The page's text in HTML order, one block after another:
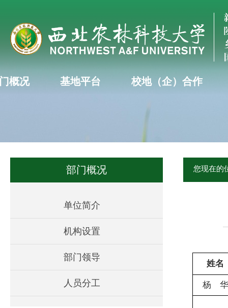
概况 基地平台 校地（企）合作
部门概况
单位简介
机构设置
部门领导
人员分工
您现在的
姓名
杨 华